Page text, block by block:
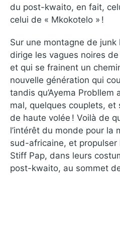
du post-kwaito, en fait,
celui de « Mkokotelo » !
Sur une montagne de
dirige les vagues noires
et qui se frainent un
nouvelle génération qui
tandis qu’Ayema Probllem
mal, quelques couplets,
de haute volée ! Voilà de
l’intérêt du monde pour la
sud-africaine, et
Stiff Pap, dans leurs
post-kwaito, au sommet